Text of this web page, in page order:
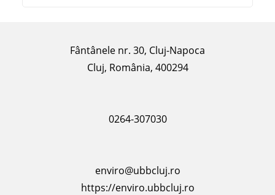
Fântânele nr. 30, Cluj-Napoca
Cluj, România, 400294
0264-307030
enviro@ubbcluj.ro
https://enviro.ubbcluj.ro